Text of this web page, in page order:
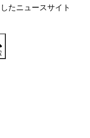
たニュースサイト